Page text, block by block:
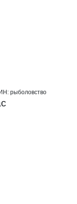
рыболовство